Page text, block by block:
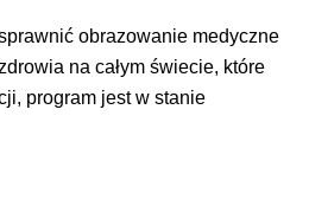
obrazowanie medyczne
na całym świecie, które
program jest w stanie